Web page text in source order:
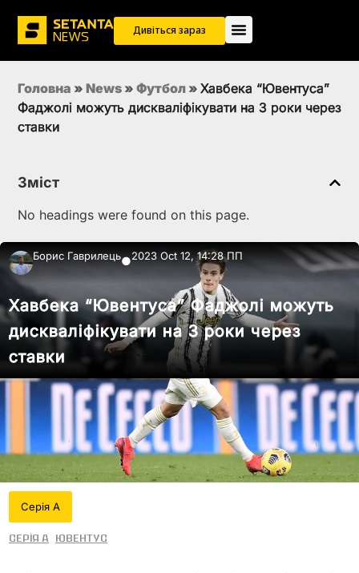
Дивіться зараз
Головна » News » Футбол » Хавбека “Ювентуса”
Фаджолі можуть дискваліфікувати на 3 роки через
ставки
Зміст
No headings were found on this page.
Борис Гаврилець●2023 Oct 12, 14:28 ПП
Хавбека “Ювентуса” Фаджолі можуть
дискваліфікувати на 3 роки через
ставки
Серія А
Серія А Ювентус